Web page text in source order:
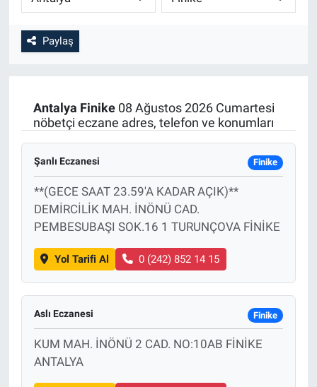
Paylaş
Antalya Finike08 Ağustos 2026 Cumartesi
nöbetçi eczane adres, telefon ve konumları
Şanlı Eczanesi Finike
**(GECE SAAT 23.59'A KADAR AÇIK)**
DEMİRCİLİK MAH. İNÖNÜ CAD.
PEMBESUBAŞI SOK.16 1 TURUNÇOVA FİNİKE
Yol Tarifi Al 0 (242) 852 14 15
Aslı Eczanesi Finike
KUM MAH. İNÖNÜ 2 CAD. NO:10AB FİNİKE
ANTALYA